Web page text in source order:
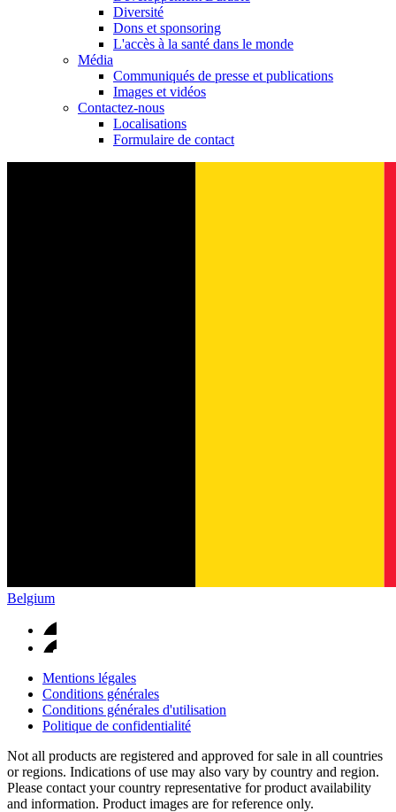
Diversité
Dons et sponsoring
L'accès à la santé dans le monde
Média
Communiqués de presse et publications
Images et vidéos
Contactez-nous
Localisations
Formulaire de contact
Belgium
Mentions légales
Conditions générales
Conditions générales d'utilisation
Politique de confidentialité
Not all products are registered and approved for sale in all countries
or regions. Indications of use may also vary by country and region.
Please contact your country representative for product availability
and information. Product images are for reference only.